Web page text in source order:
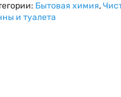
Бытовая химия,
и туалета